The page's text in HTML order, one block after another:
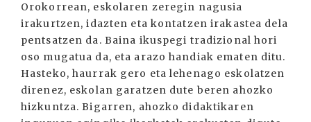
Orokorrean, eskolaren zeregin nagusia
irakurtzen, idazten eta kontatzen irakastea dela
pentsatzen da. Baina ikuspegi tradizional hori
oso mugatua da, eta arazo handiak ematen ditu.
Hasteko, haurrak gero eta lehenago eskolatzen
direnez, eskolan garatzen dute beren ahozko
hizkuntza. Bigarren, ahozko didaktikaren